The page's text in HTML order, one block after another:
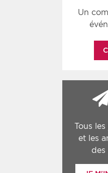
Un
Tous
et les
des